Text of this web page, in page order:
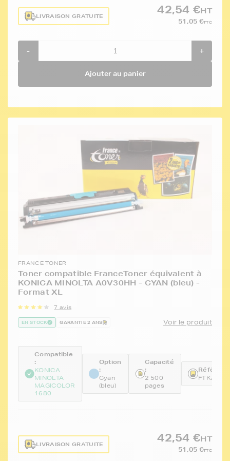
LIVRAISON GRATUITE
42,54 €HT
51,05 €TTC
- +
Ajouter au panier
FRANCE TONER
Toner compatible FranceToner équivalent à
KONICA MINOLTA A0V30HH - CYAN (bleu) -
Format XL
7 avis
EN STOCK GARANTIE 2 ANS Voir le produit
Compatible
:
KONICA
MINOLTA
MAGICOLOR
1680
Option
:
Cyan
(bleu)
Capacité
:
2 500
pages
LIVRAISON GRATUITE
42,54 €HT
51,05 €TTC